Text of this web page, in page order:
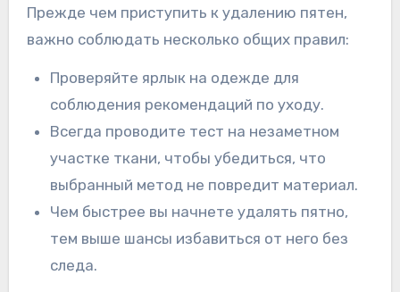
Прежде чем приступить к удалению пятен,
важно соблюдать несколько общих правил:
Проверяйте ярлык на одежде для
соблюдения рекомендаций по уходу.
Всегда проводите тест на незаметном
участке ткани, чтобы убедиться, что
выбранный метод не повредит материал.
Чем быстрее вы начнете удалять пятно,
тем выше шансы избавиться от него без
следа.